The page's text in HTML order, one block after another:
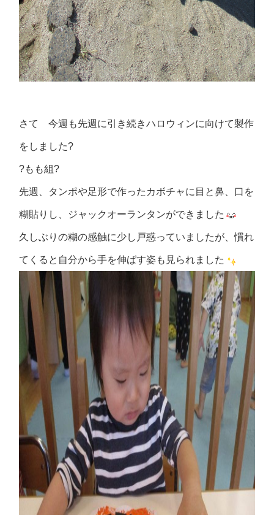
さて 今週も先週に引き続きハロウィンに向けて製作
をしました?
?もも組?
先週、タンポや足形で作ったカボチャに目と鼻、口を
糊貼りし、ジャックオーランタンができました
久しぶりの糊の感触に少し戸惑っていましたが、慣れ
てくると自分から手を伸ばす姿も見られました